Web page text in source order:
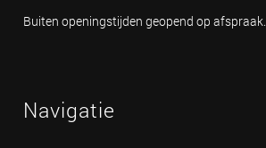
Buiten openingstijden geopend op afspraak.
Navigatie